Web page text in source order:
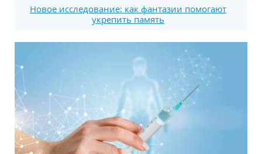
Новое исследование: как фантазии помогают
укрепить память